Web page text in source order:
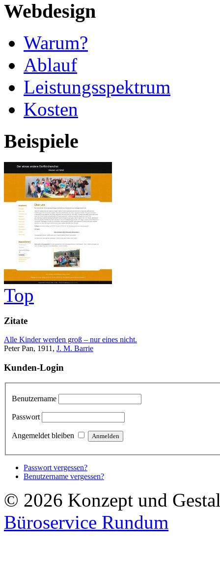
Webdesign
Warum?
Ablauf
Leistungsspektrum
Kosten
Beispiele
Top
Zitate
Alle Kinder werden groß – nur eines nicht.
Peter Pan, 1911, J. M. Barrie
Kunden-Login
Benutzername
Passwort
Angemeldet bleiben
Passwort vergessen?
Benutzername vergessen?
© 2026 Konzept und
Büroservice Rundum